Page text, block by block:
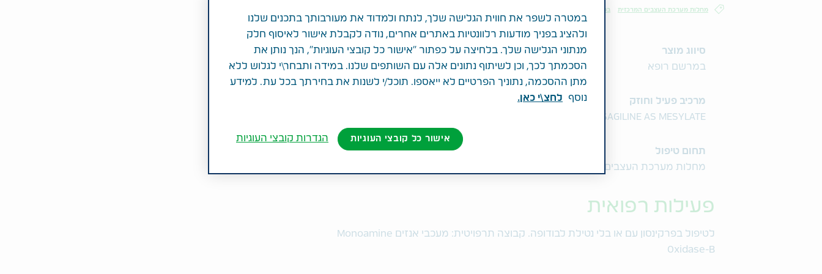
מחלות מערכת העצבים המרכזית במרשם רופא
סיווג מוצר
במרשם רופא
מרכיב פעיל וחוזק
1MG RASAGILINE AS MESYLATE
תחום טיפול
מחלות מערכת העצבים המרכזית
פעילות רפואית
לטיפול בפרקינסון עם או בלי נטילת לבודופה. קבוצה תרפויטית: מעכבי אנזים Monoamine
Oxidase-B
במטרה לשפר את חווית הגלישה שלך, לנתח ולמדוד את מעורבותך בתכנים שלנו
ולהציג בפניך מודעות רלוונטיות באתרים אחרים, נודה לקבלת אישור לאיסוף חלק
מנתוני הגלישה שלך. בלחיצה על כפתור "אישור כל קובצי העוגיות", הנך נותן את
הסכמתך לכך, וכן לשיתוף נתונים אלה עם השותפים שלנו. במידה ותבחר\י לגלוש ללא
מתן ההסכמה, נתוניך הפרטיים לא ייאספו. תוכל/י לשנות את בחירתך בכל עת. למידע
נוסף
לחצ\י כאן.
אישור כל קובצי העוגיות הגדרות קובצי העוגיות